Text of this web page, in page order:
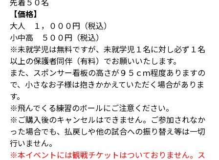
【価格】
大人 １，０００円（税込）
小中高 ５００円（税込）
※未就学児は無料ですが、未就学児１名に対し必ず１名
以上の保護者同伴（有料）でお願いいたします。
また、スポンサー看板の高さが９５ｃｍ程度ありますの
で、小さなお子様は抱きかかえていただく場合がありま
す。
※飛んでくる練習のボールにご注意ください。
※ご購入後のキャンセルはできません。ご参加されなか
った場合でも、払戻しや他の試合への振り替え等は一切
行いません。
※本イベントには観戦チケットはついておりません。ス